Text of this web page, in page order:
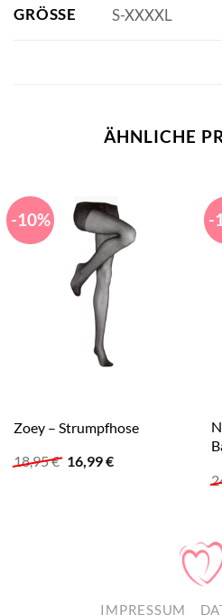
GRÖSSE S-XXXXL
ÄHNLICHE
-10%
Zoey – Strumpfhose
18,95€ Ursprünglicher
16,99€Aktueller
-
IMPRESSUM